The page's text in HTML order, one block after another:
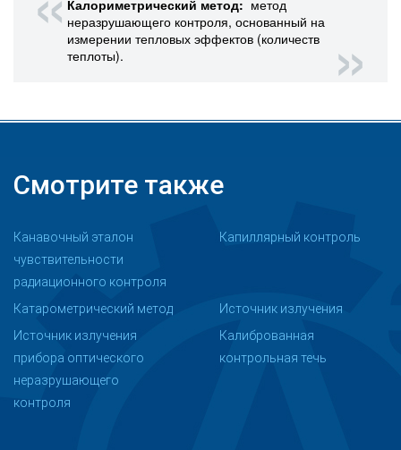
Калориметрический метод: метод
неразрушающего контроля, основанный на
измерении тепловых эффектов (количеств
теплоты).
Смотрите также
Канавочный эталон
чувствительности
радиационного контроля
Капиллярный контроль
Катарометрический метод
Источник излучения
Источник излучения
прибора оптического
неразрушающего
контроля
Калиброванная
контрольная течь